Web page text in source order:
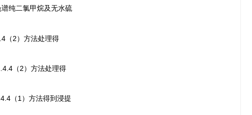
纯二氯甲烷及无水硫
（2）方法处理得
（2）方法处理得
（1）方法得到浸提